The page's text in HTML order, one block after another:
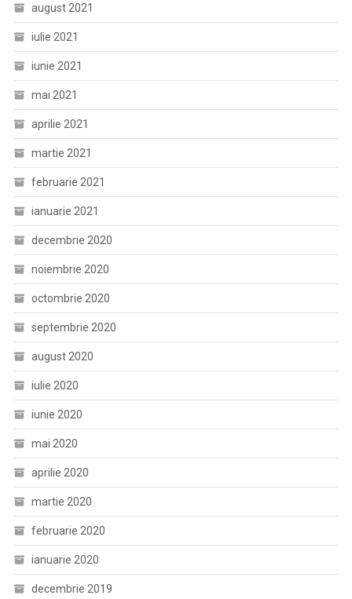
august 2021
iulie 2021
iunie 2021
mai 2021
aprilie 2021
martie 2021
februarie 2021
ianuarie 2021
decembrie 2020
noiembrie 2020
octombrie 2020
septembrie 2020
august 2020
iulie 2020
iunie 2020
mai 2020
aprilie 2020
martie 2020
februarie 2020
ianuarie 2020
decembrie 2019